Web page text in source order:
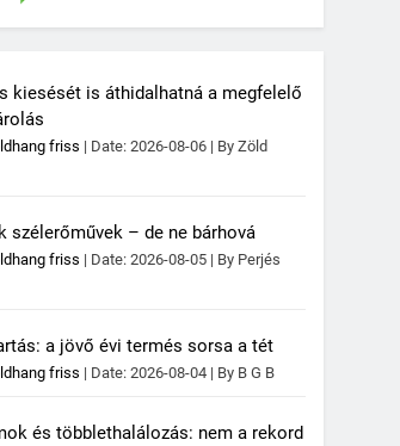
kiesését is áthidalhatná a megfelelő
friss Date: 2026-08-06
By Zöld
szélerőművek – de ne bárhová
friss Date: 2026-08-05
By Perjés
a jövő évi termés sorsa a tét
friss Date: 2026-08-04 By B G B
és többlethalálozás: nem a rekord